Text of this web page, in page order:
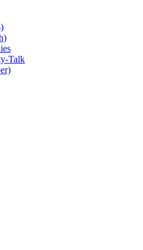
Talk